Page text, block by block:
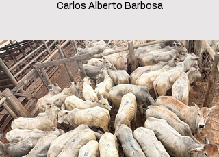
Carlos Alberto Barbosa